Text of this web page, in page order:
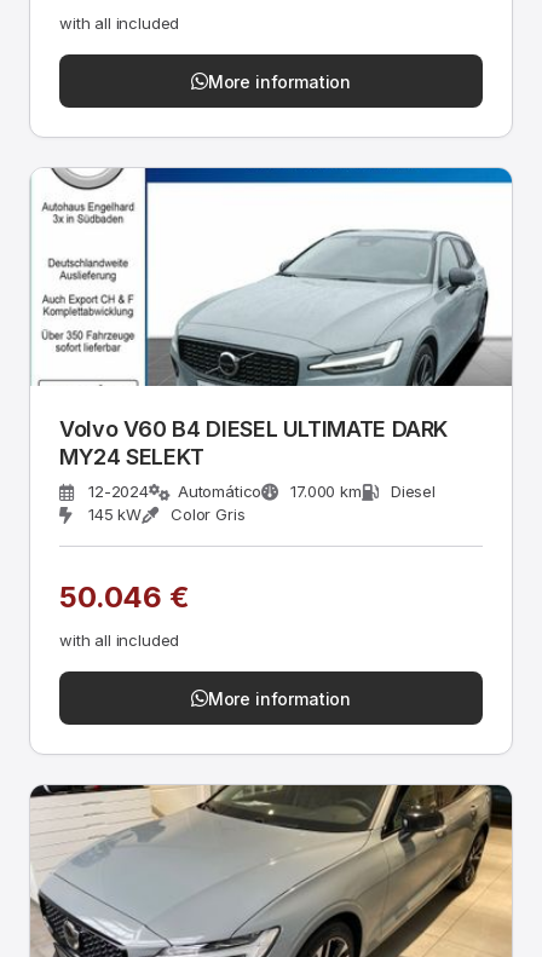
with all included
More information
Volvo V60 B4 DIESEL ULTIMATE DARK
MY24 SELEKT
12-2024 Automático 17.000 km
Diesel
145 kW
Color Gris
50.046 €
with all included
More information